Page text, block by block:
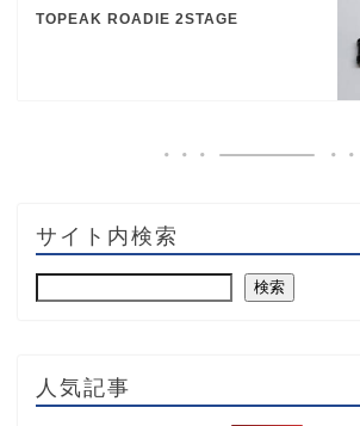
TOPEAK ROADIE 2STAGE
サイト内検索
検索
人気記事